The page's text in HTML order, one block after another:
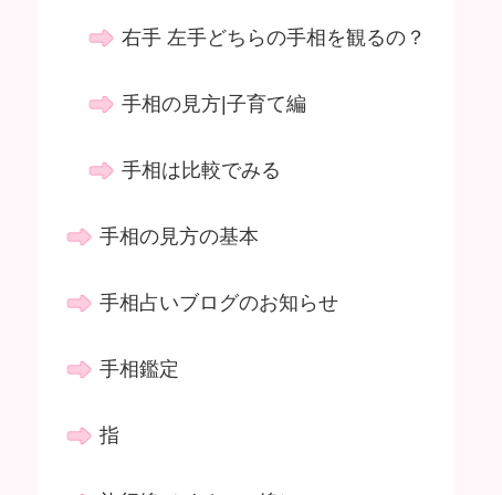
右手 左手どちらの手相を観るの？
手相の見方|子育て編
手相は比較でみる
手相の見方の基本
手相占いブログのお知らせ
手相鑑定
指